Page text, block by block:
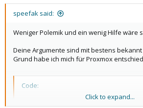
speefak said:
Weniger Polemik und ein wenig Hilfe wäre
Deine Argumente sind mit bestens
Grund habe ich mich für Proxmox
Code:
Click to expand...